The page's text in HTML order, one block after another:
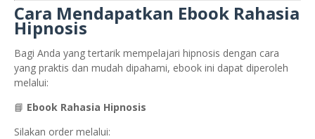
Cara Mendapatkan Ebook Rahasia
Hipnosis
Bagi Anda yang tertarik mempelajari hipnosis dengan cara
yang praktis dan mudah dipahami, ebook ini dapat diperoleh
melalui:
📘 Ebook Rahasia Hipnosis
Silakan order melalui: